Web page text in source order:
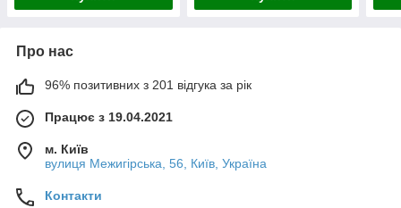
Про нас
96% позитивних з 201 відгука за рік
Працює з 19.04.2021
м. Київ
вулиця Межигірська, 56, Київ, Україна
Контакти